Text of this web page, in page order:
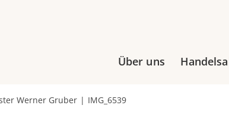
Über uns
Werner Gruber IMG_6539